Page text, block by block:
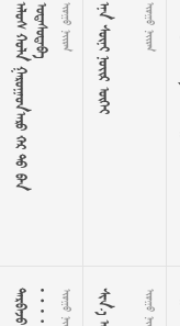
 

































  
   
 
  